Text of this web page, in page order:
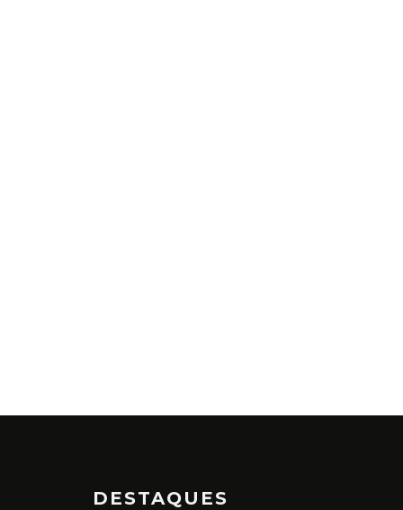
DESTAQUES